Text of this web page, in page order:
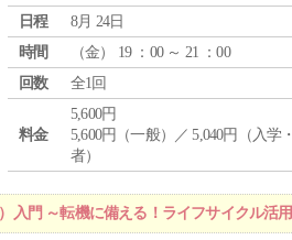
日程
8月 24日
時間
（金） 19 ：00 ～ 21 ：00
回数
全1回
料金
5,600円
5,600円（一般）／ 5,040円（入学
者）
入門 ～転機に備える！ライフサイクル活